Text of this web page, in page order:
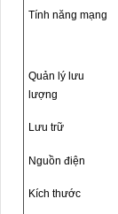
Tính năng mạng
Quản lý lưu
lượng
Lưu trữ
Nguồn điện
Kích thước